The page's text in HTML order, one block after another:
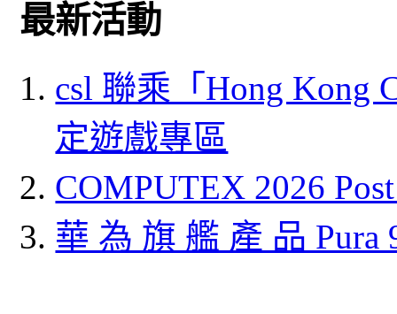
最新活動
csl 聯乘「Hong Kong
定遊戲專區
COMPUTEX 2026
華 為 旗 艦 產 品 Pura